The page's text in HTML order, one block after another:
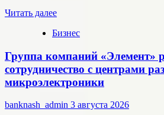
Читать далееПрочитать
о
цифровые
активы
меняют
подход
онлайн-
Бизнес
Группа компаний «Элемент»
сотрудничество с центрами
микроэлектроники
banknash_admin 3 августа 2026